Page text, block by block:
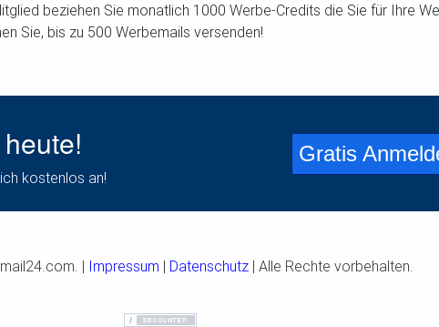
beziehen Sie monatlich 1000 Werbe-Credits die Sie für Ihre
Sie, bis zu 500 Werbemails versenden!
kostenlos an!
Gratis
| Impressum | Datenschutz| Alle Rechte vorbehalten.